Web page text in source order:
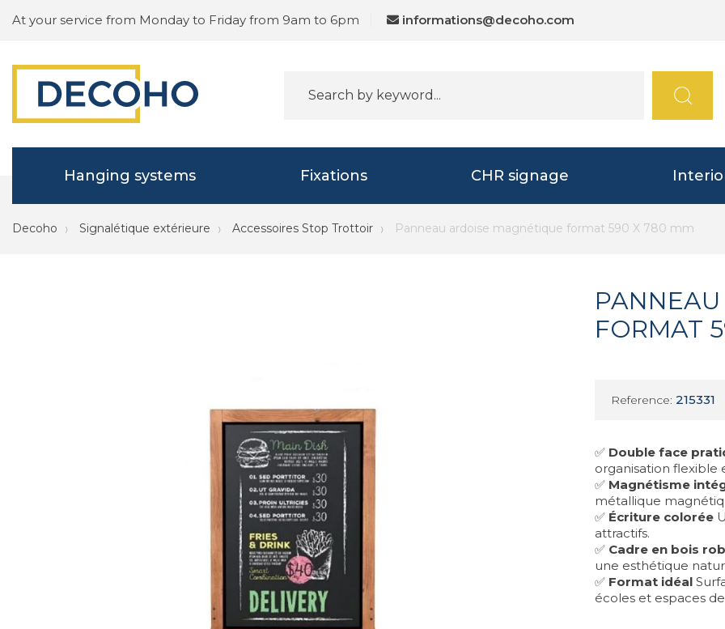
At your service from Monday to Friday from 9am to 6pm informations@decoho.com
Hanging systems Fixations CHR signage
Decoho Signalétique extérieure Accessoires Stop Trottoir Panneau ardoise magnétique format 590 X 780 mm
FORMAT
Reference: 215331
✅ Double face
organisation flexible
✅ Magnétisme
métallique
✅ Écriture colorée
attractifs.
✅ Cadre en bois
une esthétique
✅ Format idéal
écoles et espaces